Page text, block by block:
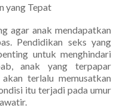
yang Tepat
agar anak mendapatkan
Pendidikan seks yang
untuk menghindari
anak yang terpapar
terlalu memusatkan
itu terjadi pada umur